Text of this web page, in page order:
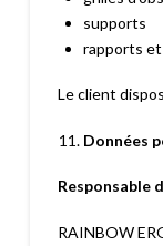
supports
rapports
Le client
Données
Responsable
RAINBOW